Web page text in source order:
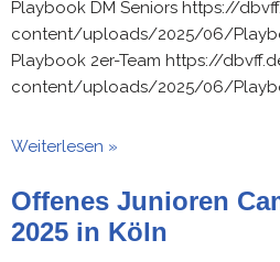
Playbook DM Seniors https://
content/uploads/2025/06/
Playbook 2er-Team https://
content/uploads/2025/06/
Weiterlesen »
Offenes Junioren
2025 in Köln